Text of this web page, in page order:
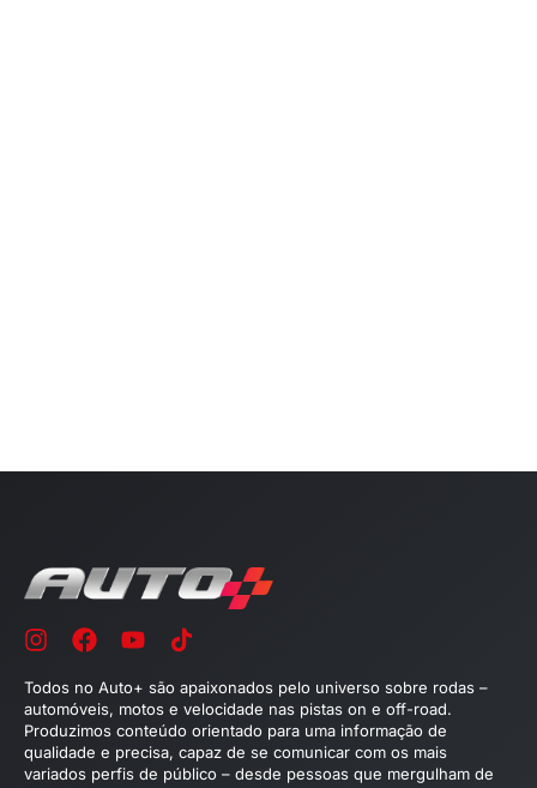
Todos no Auto+ são apaixonados pelo universo sobre rodas –
automóveis, motos e velocidade nas pistas on e off-road.
Produzimos conteúdo orientado para uma informação de
qualidade e precisa, capaz de se comunicar com os mais
variados perfis de público – desde pessoas que mergulham de